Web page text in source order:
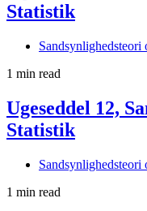
Statistik
Sandsynlighedsteori
1 min read
Ugeseddel 12,
Statistik
Sandsynlighedsteori
1 min read